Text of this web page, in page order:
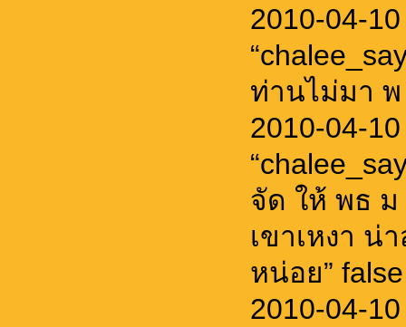
2010-04-
ท่านไม่มา พ
2010-04-
จัด ให้ พธ
เขาเหงา น่
หน่อย” false
2010-04-